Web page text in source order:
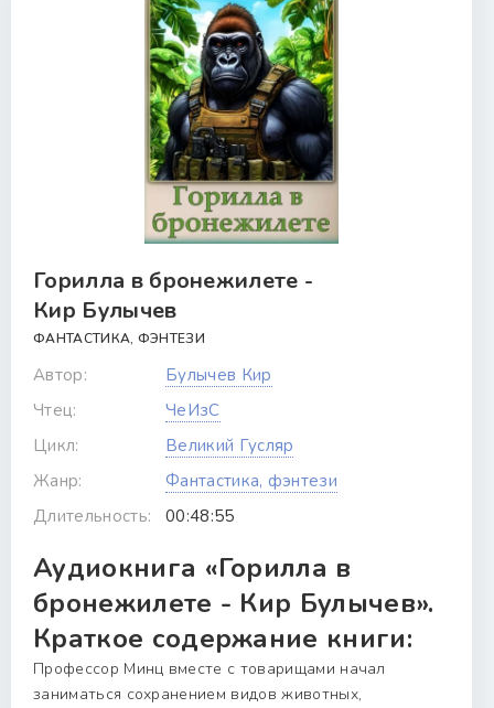
Горилла в бронежилете -
Кир Булычев
ФАНТАСТИКА, ФЭНТЕЗИ
Автор:
Булычев Кир
Чтец:
ЧеИзС
Цикл:
Великий Гусляр
Жанр:
Фантастика, фэнтези
Длительность:
00:48:55
Аудиокнига «Горилла в
бронежилете - Кир Булычев».
Краткое содержание книги:
Профессор Минц вместе с товарищами начал
заниматься сохранением видов животных,